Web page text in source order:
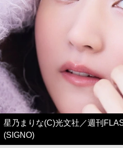
星乃まりな(C)光文社／週刊
(SIGNO)